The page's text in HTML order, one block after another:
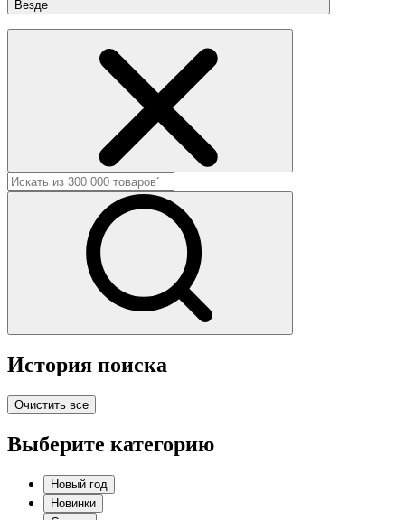
Везде
История поиска
Очистить все
Выберите категорию
Новый год
Новинки